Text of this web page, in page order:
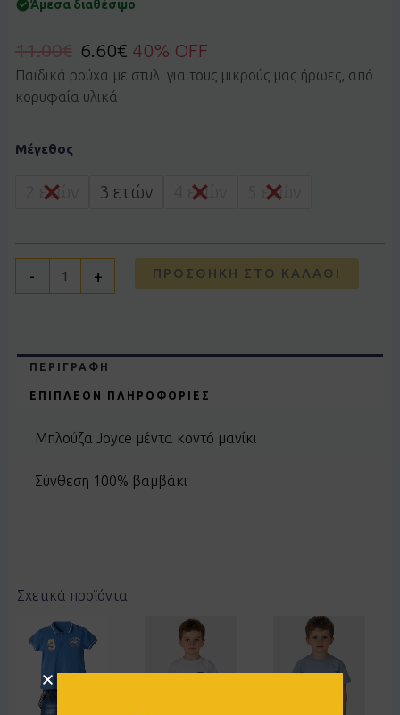
Άμεσα διαθέσιμο
11.00€ 6.60€ 40% OFF
Παιδικά ρούχα με στυλ για τους μικρούς μας ήρωες, από
κορυφαία υλικά
Μέγεθος
2 ετών 3 ετών 4 ετών 5 ετών
-
JOYCE
ποσότητα
+ ΠΡΟΣΘΉΚΗ ΣΤΟ ΚΑΛΆΘΙ
ΠΕΡΙΓΡΑΦΉ
ΕΠΙΠΛΈΟΝ ΠΛΗΡΟΦΟΡΊΕΣ
Μπλούζα Joyce μέντα κοντό μανίκι
Σύνθεση 100% βαμβάκι
Σχετικά προϊόντα